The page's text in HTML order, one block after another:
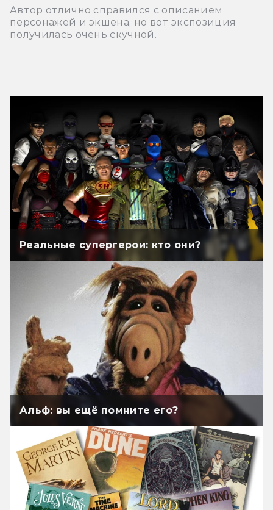
Автор отлично справился с описанием
персонажей и экшена, но вот экспозиция
получилась очень скучной.
Реальные супергерои: кто они?
Альф: вы ещё помните его?